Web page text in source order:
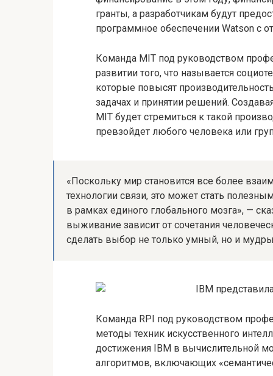
гранты, а разработчикам будут
программное обеспечении Watson с
Команда MIT под руководством
развитии того, что называется
которые повысят
задачах и принятии решений.
MIT будет стремиться к такой
превзойдет любого человека или
«Поскольку мир становится все более
технологии связи, это может стать
в рамках единого глобального мозга», —
выживание зависит от сочетания
сделать выбор не только умный, но и
Команда RPI под руководством
методы техник искусственного
достижения IBM в вычислительной
алгоритмов, включающих